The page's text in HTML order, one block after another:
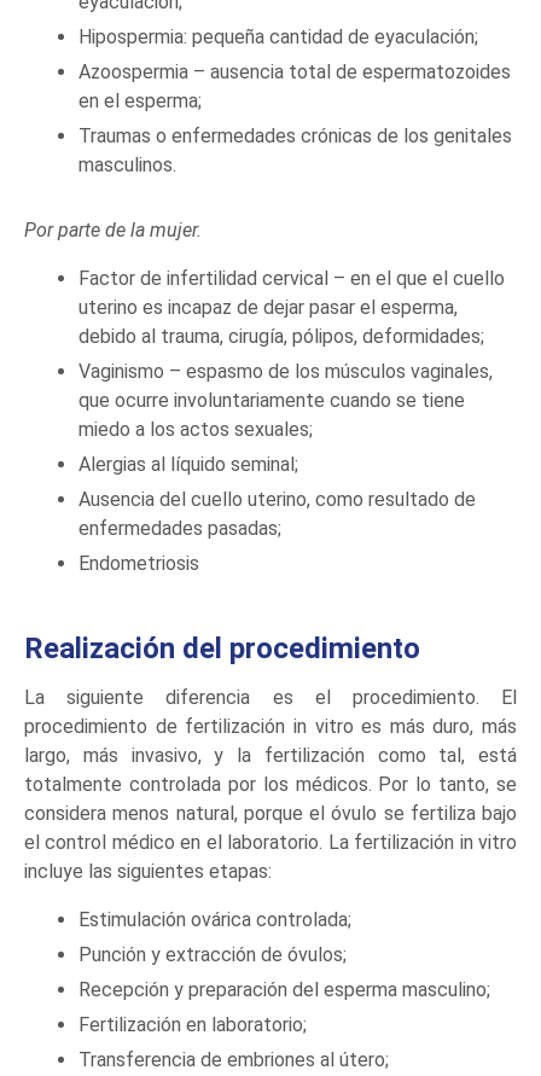
Hipospermia: pequeña cantidad de eyaculación;
Azoospermia – ausencia total de espermatozoides
en el esperma;
Traumas o enfermedades crónicas de los genitales
masculinos.
Por parte de la mujer.
Factor de infertilidad cervical – en el que el cuello
uterino es incapaz de dejar pasar el esperma,
debido al trauma, cirugía, pólipos, deformidades;
Vaginismo – espasmo de los músculos vaginales,
que ocurre involuntariamente cuando se tiene
miedo a los actos sexuales;
Alergias al líquido seminal;
Ausencia del cuello uterino, como resultado de
enfermedades pasadas;
Endometriosis
Realización del procedimiento
La siguiente diferencia es el procedimiento. El
procedimiento de fertilización in vitro es más duro, más
largo, más invasivo, y la fertilización como tal, está
totalmente controlada por los médicos. Por lo tanto, se
considera menos natural, porque el óvulo se fertiliza bajo
el control médico en el laboratorio. La fertilización in vitro
incluye las siguientes etapas:
Estimulación ovárica controlada;
Punción y extracción de óvulos;
Recepción y preparación del esperma masculino;
Fertilización en laboratorio;
Transferencia de embriones al útero;